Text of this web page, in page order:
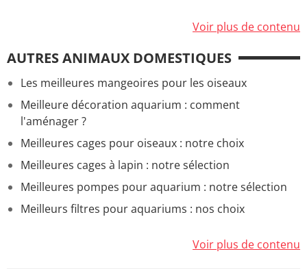
Voir plus de contenu
AUTRES ANIMAUX DOMESTIQUES
Les meilleures mangeoires pour les oiseaux
Meilleure décoration aquarium : comment
l'aménager ?
Meilleures cages pour oiseaux : notre choix
Meilleures cages à lapin : notre sélection
Meilleures pompes pour aquarium : notre sélection
Meilleurs filtres pour aquariums : nos choix
Voir plus de contenu